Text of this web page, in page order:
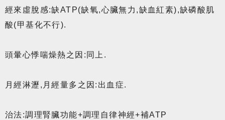
經來虛脫感:缺ATP(缺氧,心臟無力,缺血紅素),缺磷酸肌
酸(甲基化不行).
頭暈心悸喘燥熱之因:同上.
月經淋瀝,月經量多之因:出血症.
治法:調理腎臟功能+調理自律神經+補ATP